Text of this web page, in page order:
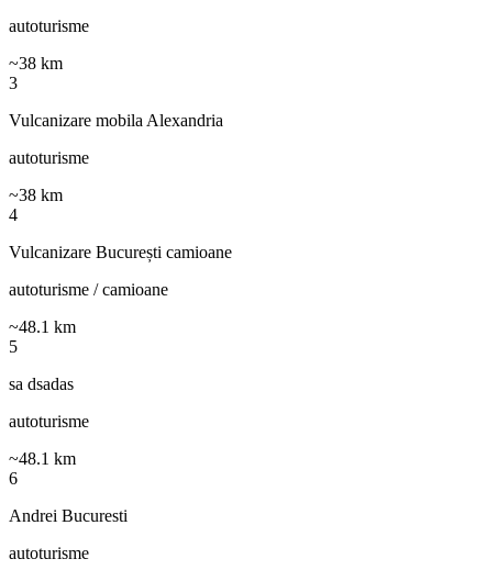
autoturisme
~38 km
3
Vulcanizare mobila Alexandria
autoturisme
~38 km
4
Vulcanizare București camioane
autoturisme / camioane
~48.1 km
5
sa dsadas
autoturisme
~48.1 km
6
Andrei Bucuresti
autoturisme